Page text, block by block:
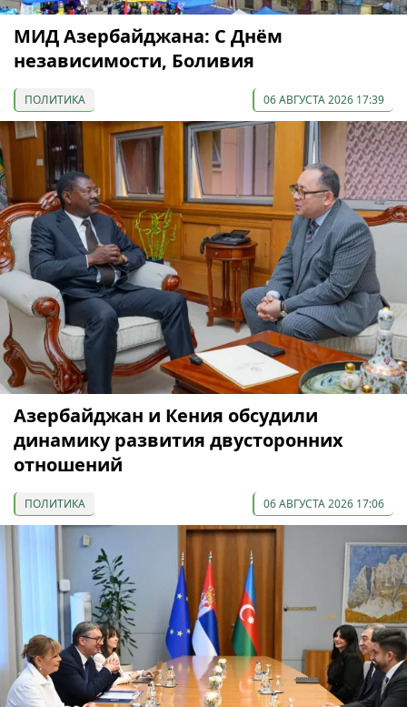
МИД Азербайджана: С Днём
независимости, Боливия
ПОЛИТИКА 06 АВГУСТА 2026 17:39
Азербайджан и Кения обсудили
динамику развития двусторонних
отношений
ПОЛИТИКА 06 АВГУСТА 2026 17:06